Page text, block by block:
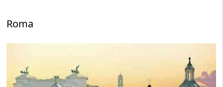
Roma